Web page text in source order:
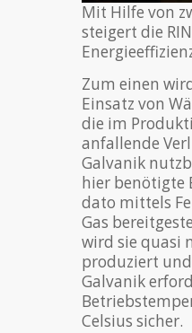
Mit Hilfe von
steigert die
Zum einen
Einsatz von
die im
anfallende
Galvanik
hier benötigte
dato mittels
Gas
wird sie quasi
produziert
Galvanik
Celsius sicher.